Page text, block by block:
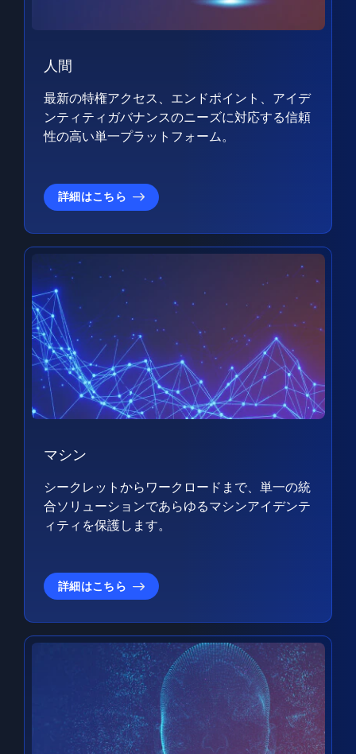
人間
最新の特権アクセス、エンドポイント、アイデ
ンティティガバナンスのニーズに対応する信頼
性の高い単一プラットフォーム。
詳細はこちら
マシン
シークレットからワークロードまで、単一の統
合ソリューションであらゆるマシンアイデンテ
ィティを保護します。
詳細はこちら